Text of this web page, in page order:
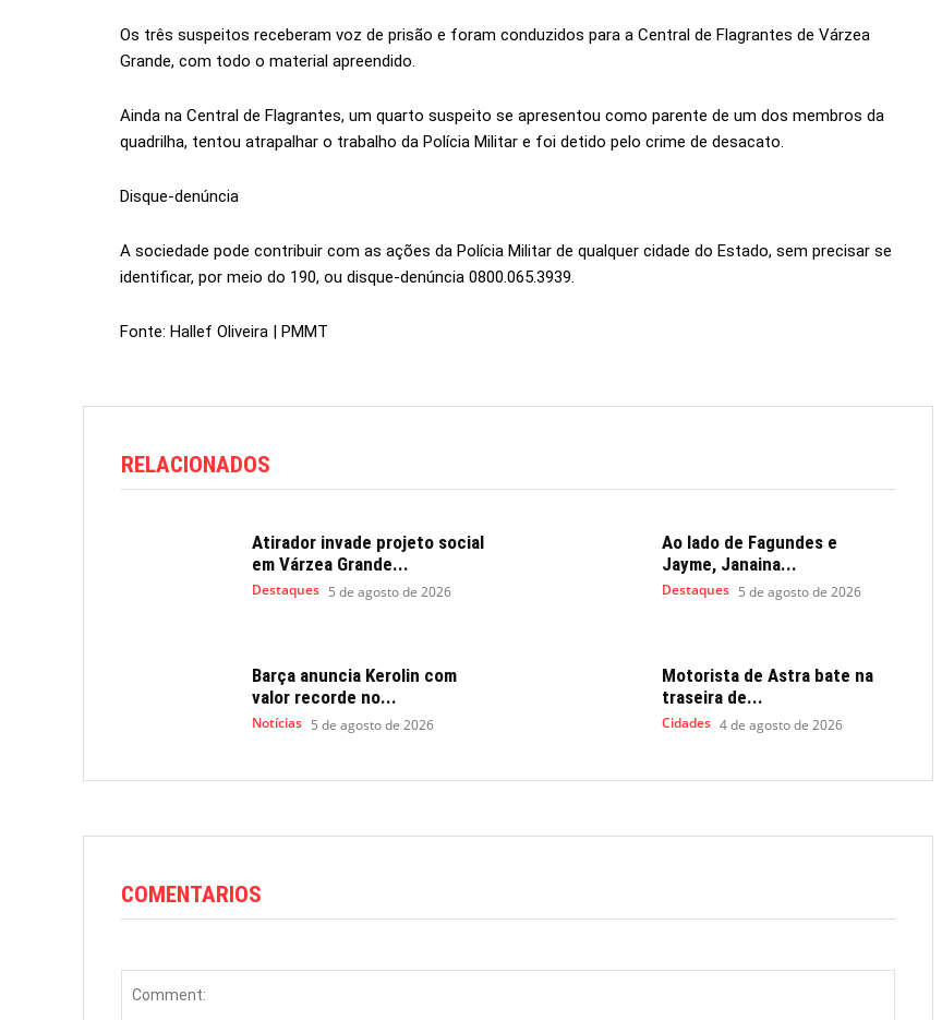
Os três suspeitos receberam voz de prisão e foram conduzidos para a Central de Flagrantes de Várzea
Grande, com todo o material apreendido.
Ainda na Central de Flagrantes, um quarto suspeito se apresentou como parente de um dos membros da
quadrilha, tentou atrapalhar o trabalho da Polícia Militar e foi detido pelo crime de desacato.
Disque-denúncia
A sociedade pode contribuir com as ações da Polícia Militar de qualquer cidade do Estado, sem precisar se
identificar, por meio do 190, ou disque-denúncia 0800.065.3939.
Fonte: Hallef Oliveira | PMMT
RELACIONADOS
Atirador invade projeto social
em Várzea Grande...
Destaques 5 de agosto de 2026
Ao lado de Fagundes e
Jayme, Janaina...
Destaques 5 de agosto de 2026
Barça anuncia Kerolin com
valor recorde no...
Notícias 5 de agosto de 2026
Motorista de Astra bate na
traseira de...
Cidades 4 de agosto de 2026
COMENTARIOS